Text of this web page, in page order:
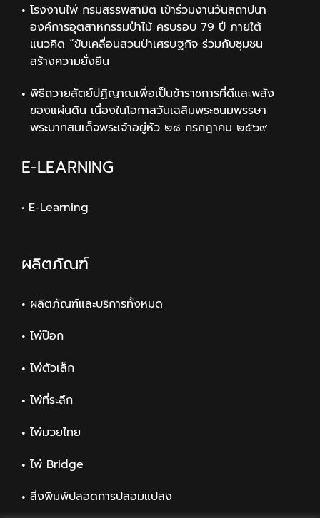
โรงงานไพ่ กรมสรรพสามิต เข้าร่วมงานวันสถาปนา
องค์การอุตสาหกรรมป่าไม้ ครบรอบ 79 ปี ภายใต้
แนวคิด “ขับเคลื่อนสวนป่าเศรษฐกิจ ร่วมกับชุมชน
สร้างความยั่งยืน
พิธีถวายสัตย์ปฏิญาณเพื่อเป็นข้าราชการที่ดีและพลัง
ของแผ่นดิน เนื่องในโอกาสวันเฉลิมพระชนมพรรษา
พระบาทสมเด็จพระเจ้าอยู่หัว ๒๘ กรกฎาคม ๒๕๖๙
E-LEARNING
• E-Learning
ผลิตภัณฑ์
ผลิตภัณฑ์และบริการทั้งหมด
ไพ่ป๊อก
ไพ่ตัวเล็ก
ไพ่ที่ระลึก
ไพ่มวยไทย
ไพ่ Bridge
สิ่งพิมพ์ปลอดการปลอมแปลง